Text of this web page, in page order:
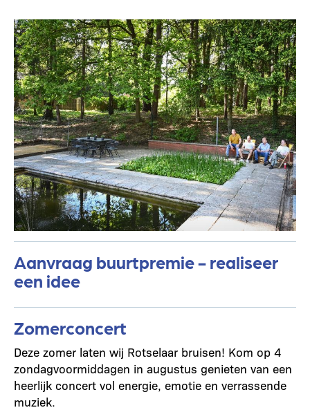
Aanvraag buurtpremie - realiseer
een idee
Zomerconcert
Deze zomer laten wij Rotselaar bruisen! Kom op 4
zondagvoormiddagen in augustus genieten van een
heerlijk concert vol energie, emotie en verrassende
muziek.